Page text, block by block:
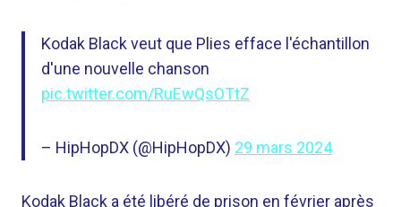
Kodak Black veut que Plies efface l'échantillon
d'une nouvelle chanson
pic.twitter.com/RuEwQsOTtZ
– HipHopDX (@HipHopDX) 29 mars 2024
Kodak Black a été libéré de prison en février après